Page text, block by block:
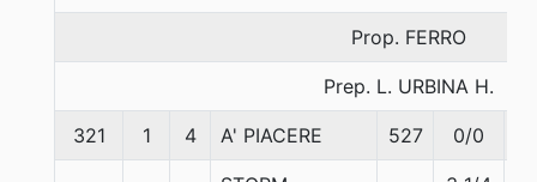
Prop. FERRO
Prep. L. URBINA H.
321 1 4 A' PIACERE 527 0/0